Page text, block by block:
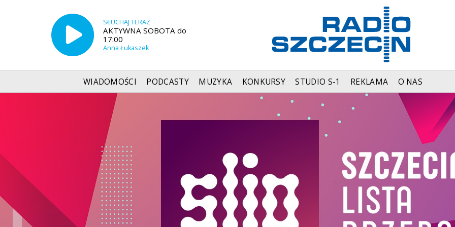
SŁUCHAJ TERAZ
AKTYWNA SOBOTA do
17:00
Anna Łukaszek
WIADOMOŚCI PODCASTY MUZYKA KONKURSY STUDIO S-1 REKLAMA O NAS